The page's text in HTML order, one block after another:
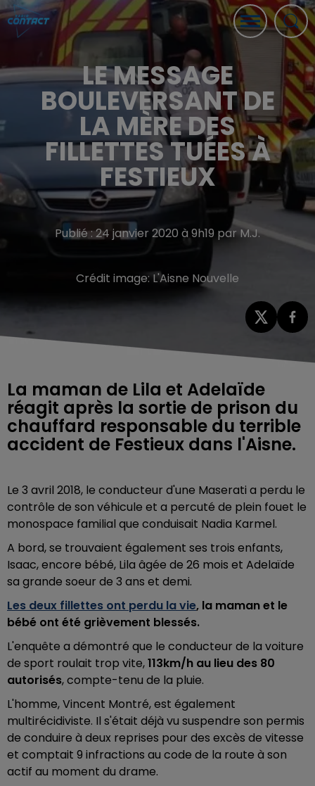
LE MESSAGE
BOULEVERSANT DE
LA MÈRE DES
FILLETTES TUÉES À
FESTIEUX
Publié : 24 janvier 2020 à 9h19 par M.J.
Crédit image: L'Aisne Nouvelle
La maman de Lila et Adelaïde
réagit après la sortie de prison du
chauffard responsable du terrible
accident de Festieux dans l'Aisne.
Le 3 avril 2018, le conducteur d'une Maserati a perdu le
contrôle de son véhicule et a percuté de plein fouet le
monospace familial que conduisait Nadia Karmel.
A bord, se trouvaient également ses trois enfants,
Isaac, encore bébé, Lila âgée de 26 mois et Adelaïde
sa grande soeur de 3 ans et demi.
Les deux fillettes ont perdu la vie, la maman et le
bébé ont été grièvement blessés.
L'enquête a démontré que le conducteur de la voiture
de sport roulait trop vite,113km/h au lieu des 80
autorisés, compte-tenu de la pluie.
L'homme, Vincent Montré, est également
multirécidiviste. Il s'était déjà vu suspendre son permis
de conduire à deux reprises pour des excès de vitesse
et comptait 9 infractions au code de la route à son
actif au moment du drame.